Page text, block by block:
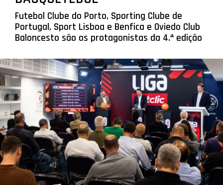
Futebol Clube do Porto, Sporting Clube de
Portugal, Sport Lisboa e Benfica e Oviedo Club
Baloncesto são os protagonistas da 4.ª edição